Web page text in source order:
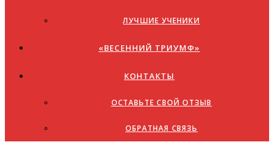
ЛУЧШИЕ УЧЕНИКИ
«ВЕСЕННИЙ ТРИУМФ»
КОНТАКТЫ
ОСТАВЬТЕ СВОЙ ОТЗЫВ
ОБРАТНАЯ СВЯЗЬ